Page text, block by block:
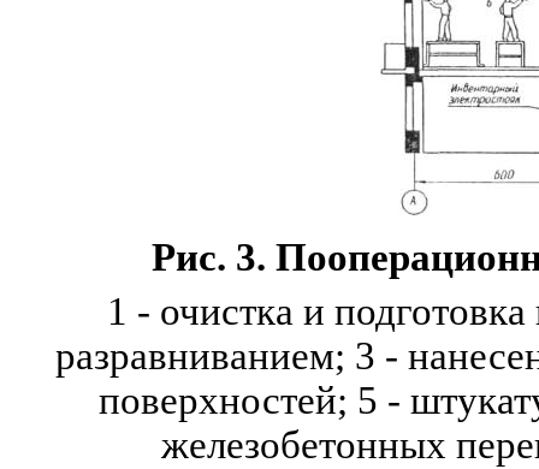
Рис. 3.
1 - очистка и
разравниванием; 3 -
поверхностей; 5 -
железобетонных